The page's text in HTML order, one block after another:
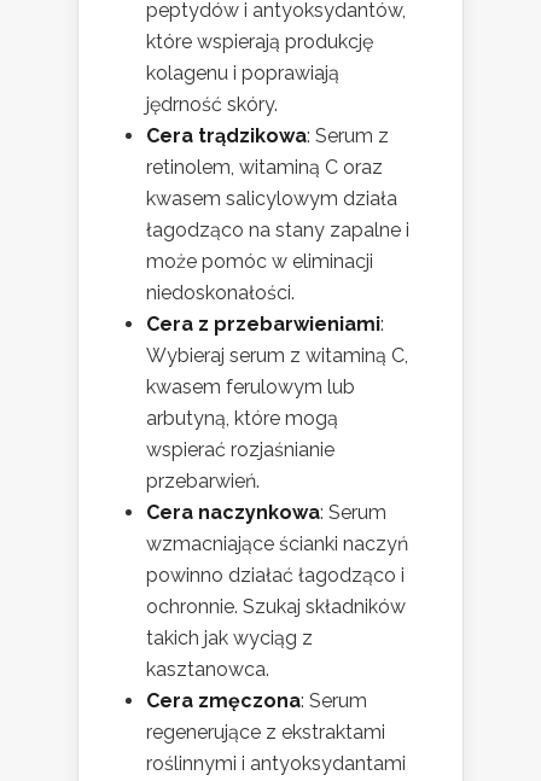
peptydów i antyoksydantów,
które wspierają produkcję
kolagenu i poprawiają
jędrność skóry.
Cera trądzikowa: Serum z
retinolem, witaminą C oraz
kwasem salicylowym działa
łagodząco na stany zapalne i
może pomóc w eliminacji
niedoskonałości.
Cera z przebarwieniami:
Wybieraj serum z witaminą C,
kwasem ferulowym lub
arbutyną, które mogą
wspierać rozjaśnianie
przebarwień.
Cera naczynkowa: Serum
wzmacniające ścianki naczyń
powinno działać łagodząco i
ochronnie. Szukaj składników
takich jak wyciąg z
kasztanowca.
Cera zmęczona: Serum
regenerujące z ekstraktami
roślinnymi i antyoksydantami